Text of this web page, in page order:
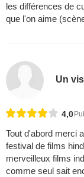
les différences de
que l'on aime
Un
4,0
Tout d'abord merci
festival de films
merveilleux films
comme seul sait